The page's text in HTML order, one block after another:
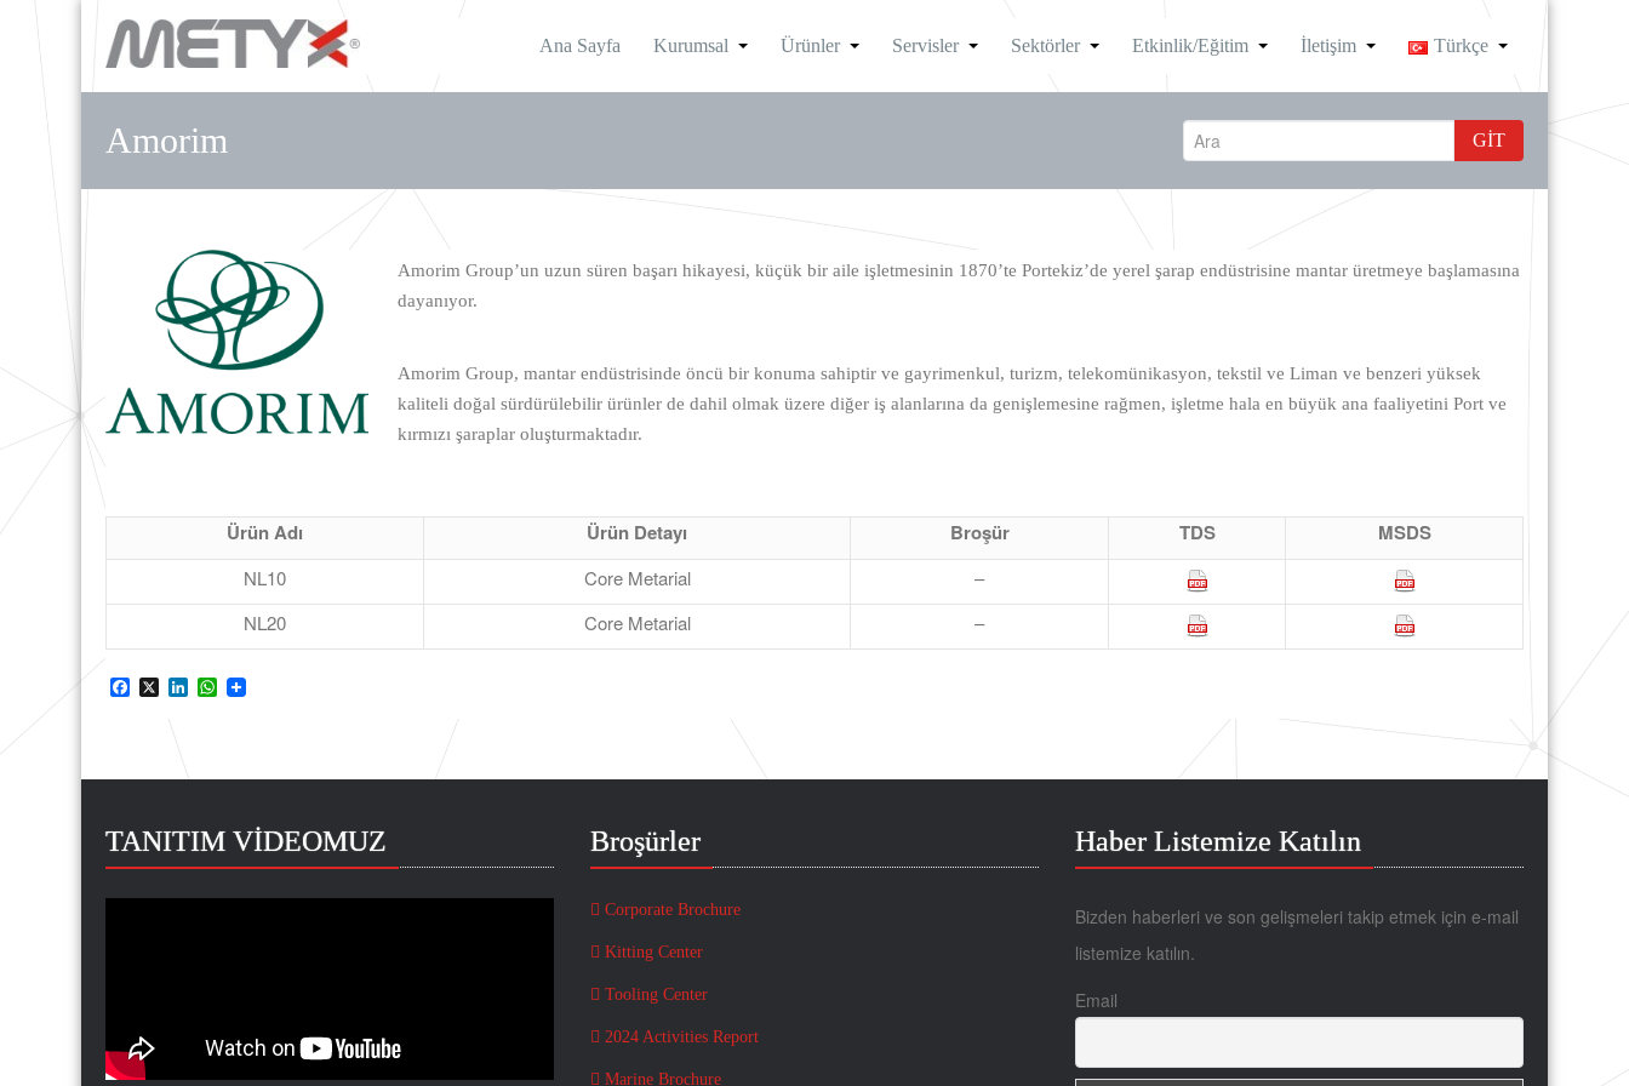
Ana Sayfa Kurumsal Ürünler Servisler Sektörler Etkinlik/Eğitim İletişim Türkçe
Amorim GIT
Amorim Group’un uzun süren başarı hikayesi, küçük bir aile işletmesinin 1870’te Portekiz’de yerel şarap endüstrisine mantar üretmeye başlamasına
dayanıyor.
Amorim Group, mantar endüstrisinde öncü bir konuma sahiptir ve gayrimenkul, turizm, telekomünikasyon, tekstil ve Liman ve benzeri yüksek
kaliteli doğal sürdürülebilir ürünler de dahil olmak üzere diğer iş alanlarına da genişlemesine rağmen, işletme hala en büyük ana faaliyetini Port ve
kırmızı şaraplar oluşturmaktadır.
Ürün Adı Ürün Detayı Broşür TDS MSDS
NL10 Core Metarial
–
NL20
Core Metarial –
Facebook
X LinkedInWhatsApp
TANITIM VİDEOMUZ Broşürler
Corporate Brochure
Kitting Center
Tooling Center
2024 Activities Report
Marine Brochure
Haber Listemize Katılın
Bizden haberleri ve son gelişmeleri takip etmek için e-mail
listemize katılın.
Email